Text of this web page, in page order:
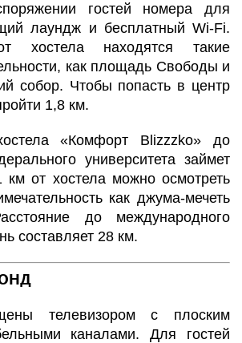
гостей номера для
лаундж и бесплатный Wi-Fi.
хостела находятся такие
как площадь Свободы и
собор. Чтобы попасть в центр
1,8 км.
«Комфорт Blizzzko» до
университета займет
от хостела можно осмотреть
как джума-мечеть
до международного
составляет 28 км.
телевизором с плоским
каналами. Для гостей